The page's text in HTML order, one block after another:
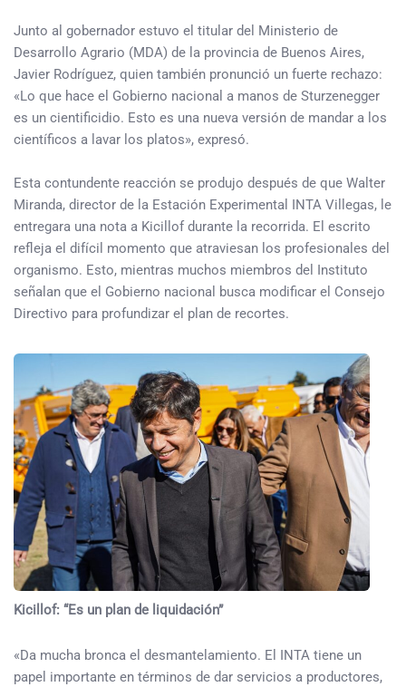
Junto al gobernador estuvo el titular del Ministerio de
Desarrollo Agrario (MDA) de la provincia de Buenos Aires,
Javier Rodríguez, quien también pronunció un fuerte rechazo:
«Lo que hace el Gobierno nacional a manos de Sturzenegger
es un cientificidio. Esto es una nueva versión de mandar a los
científicos a lavar los platos», expresó.
Esta contundente reacción se produjo después de que Walter
Miranda, director de la Estación Experimental INTA Villegas, le
entregara una nota a Kicillof durante la recorrida. El escrito
refleja el difícil momento que atraviesan los profesionales del
organismo. Esto, mientras muchos miembros del Instituto
señalan que el Gobierno nacional busca modificar el Consejo
Directivo para profundizar el plan de recortes.
Kicillof: “Es un plan de liquidación”
«Da mucha bronca el desmantelamiento. El INTA tiene un
papel importante en términos de dar servicios a productores,